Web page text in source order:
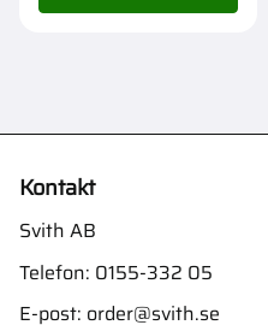
Kontakt
Svith AB
Telefon: 0155-332 05
E-post: order@svith.se